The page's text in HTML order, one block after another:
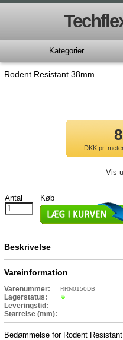
Kategorier
Rodent Resistant 38mm
DKK pr.
Vis
Antal Køb
Beskrivelse
Vareinformation
Varenummer: RRN0150DB
Lagerstatus:
Leveringstid:
Størrelse (mm):
Bedømmelse for Rodent